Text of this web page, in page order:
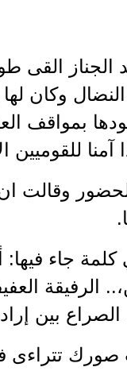
الجناز القى
وكان
بمواقف
للقوميين
وقالت ان
كلمة جاء
الرفيقة
بين
صورك